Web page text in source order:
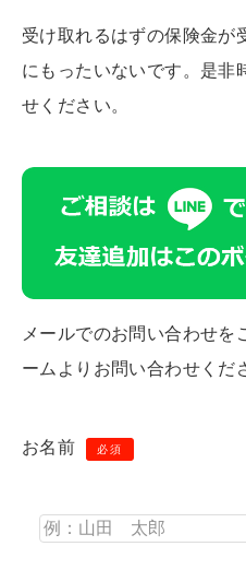
受け取れるはずの保険金が
にもったいないです。是非
せください。
メールでのお問い合わせを
ームよりお問い合わせくだ
お名前 必須